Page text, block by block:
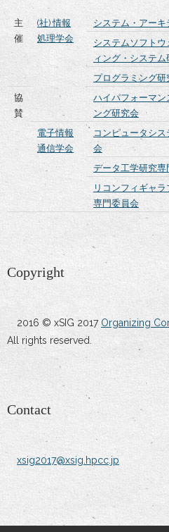
主
催
(社) 情報
処理学会
システム・アー
システムソフト
ィング・システム
プログラミング研
協
賛
ハイパフォーマン
ング研究会
電子情報
通信学会
コンピュータシ
会
データ工学研究専
リコンフィギャ
専門委員会
Copyright
2016 © xSIG 2017 Organizing
All rights reserved.
Contact
xsig2017@xsig.hpcc.jp